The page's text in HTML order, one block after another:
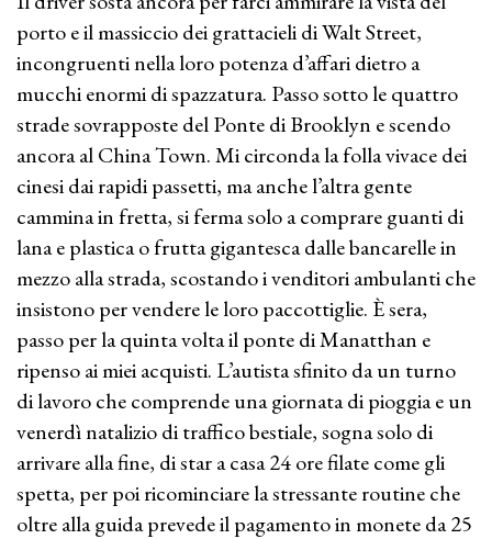
porto e il massiccio dei grattacieli di Walt Street,
incongruenti nella loro potenza d’affari dietro a
mucchi enormi di spazzatura. Passo sotto le quattro
strade sovrapposte del Ponte di Brooklyn e scendo
ancora al China Town. Mi circonda la folla vivace dei
cinesi dai rapidi passetti, ma anche l’altra gente
cammina in fretta, si ferma solo a comprare guanti di
lana e plastica o frutta gigantesca dalle bancarelle in
mezzo alla strada, scostando i venditori ambulanti che
insistono per vendere le loro paccottiglie. È sera,
passo per la quinta volta il ponte di Manatthan e
ripenso ai miei acquisti. L’autista sfinito da un turno
di lavoro che comprende una giornata di pioggia e un
venerdì natalizio di traffico bestiale, sogna solo di
arrivare alla fine, di star a casa 24 ore filate come gli
spetta, per poi ricominciare la stressante routine che
oltre alla guida prevede il pagamento in monete da 25